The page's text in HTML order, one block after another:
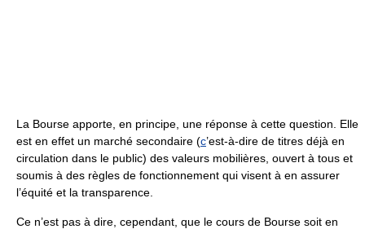
La Bourse apporte, en principe, une réponse à cette question. Elle
est en effet un marché secondaire (c’est-à-dire de titres déjà en
circulation dans le public) des valeurs mobilières, ouvert à tous et
soumis à des règles de fonctionnement qui visent à en assurer
l’équité et la transparence.
Ce n’est pas à dire, cependant, que le cours de Bourse soit en